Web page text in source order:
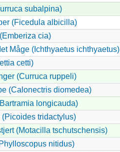
subalpina)
(Ficedula albicilla)
cia)
Måge (Ichthyaetus ichthyaetus)
cetti)
(Curruca ruppeli)
(Calonectris diomedea)
longicauda)
tridactylus)
(Motacilla tschutschensis)
nitidus)